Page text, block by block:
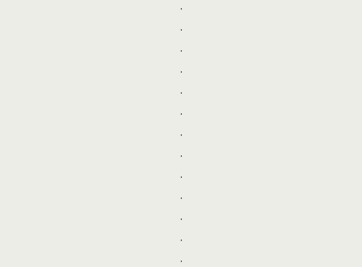
.
.
.
.
.
.
.
.
.
.
.
.
.